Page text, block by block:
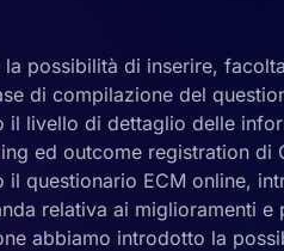
la possibilità di inserire,
di compilazione del
il livello di dettaglio delle
ed outcome registration di
il questionario ECM online,
relativa ai miglioramenti e
abbiamo introdotto la